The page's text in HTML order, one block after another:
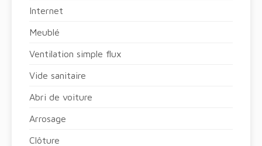
Internet
Meublé
Ventilation simple flux
Vide sanitaire
Abri de voiture
Arrosage
Clôture